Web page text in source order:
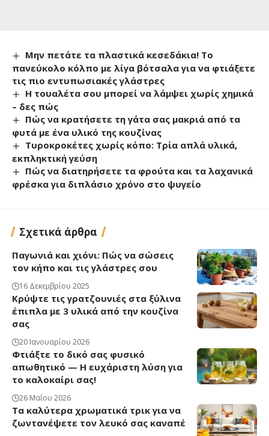
Μην πετάτε τα πλαστικά κεσεδάκια! Το
πανεύκολο κόλπο με λίγα βότσαλα για να φτιάξετε
τις πιο εντυπωσιακές γλάστρες
Η τουαλέτα σου μπορεί να λάμψει χωρίς χημικά
– δες πώς
Πώς να κρατήσετε τη γάτα σας μακριά από τα
φυτά με ένα υλικό της κουζίνας
Τυροκροκέτες χωρίς κόπο: Τρία απλά υλικά,
εκπληκτική γεύση
Πώς να διατηρήσετε τα φρούτα και τα λαχανικά
φρέσκα για διπλάσιο χρόνο στο ψυγείο
Σχετικά άρθρα
Παγωνιά και χιόνι: Πώς να σώσεις
τον κήπο και τις γλάστρες σου
16 Δεκεμβρίου 2025
Κρύψτε τις γρατζουνιές στα ξύλινα
έπιπλα με 3 υλικά από την κουζίνα
σας
20 Ιανουαρίου 2026
Φτιάξτε το δικό σας φυσικό
απωθητικό — Η ευχάριστη λύση για
το καλοκαίρι σας!
26 Μαΐου 2026
Τα καλύτερα χρωματικά τρικ για να
ζωντανέψετε τον λευκό σας καναπέ